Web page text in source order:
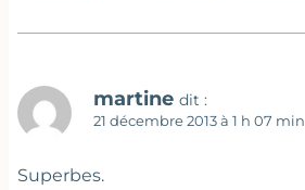
martine dit :
21 décembre 2013 à 1 h 07 min
Superbes.